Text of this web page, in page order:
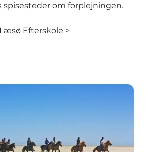
spisesteder om forplejningen.
Efterskole >